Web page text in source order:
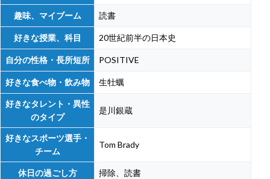
趣味、マイブーム 読書
好きな授業、科目 20世紀前半の日本史
自分の性格・長所短所 POSITIVE
好きな食べ物・飲み物 生牡蠣
好きなタレント・異性
のタイプ
是川銀蔵
好きなスポーツ選手・
チーム
Tom Brady
休日の過ごし方 掃除、読書